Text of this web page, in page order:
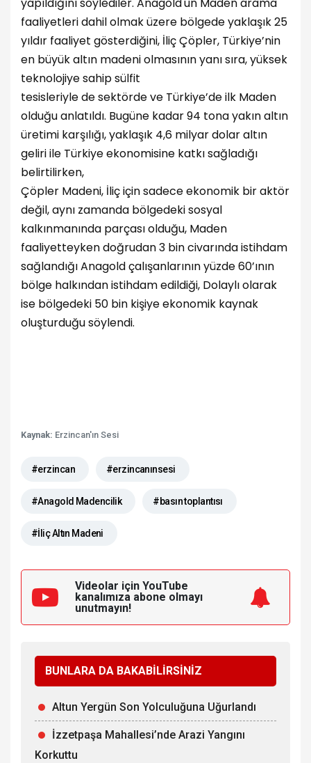
faaliyetleri dahil olmak üzere bölgede yaklaşık 25
yıldır faaliyet gösterdiğini, İliç Çöpler, Türkiye’nin
en büyük altın madeni olmasının yanı sıra, yüksek
teknolojiye sahip sülfit
tesisleriyle de sektörde ve Türkiye’de ilk Maden
olduğu anlatıldı. Bugüne kadar 94 tona yakın altın
üretimi karşılığı, yaklaşık 4,6 milyar dolar altın
geliri ile Türkiye ekonomisine katkı sağladığı
belirtilirken,
Çöpler Madeni, İliç için sadece ekonomik bir aktör
değil, aynı zamanda bölgedeki sosyal
kalkınmanında parçası olduğu, Maden
faaliyetteyken doğrudan 3 bin civarında istihdam
sağlandığı Anagold çalışanlarının yüzde 60’ının
bölge halkından istihdam edildiği, Dolaylı olarak
ise bölgedeki 50 bin kişiye ekonomik kaynak
oluşturduğu söylendi.
Kaynak: Erzincan'ın Sesi
#erzincan #erzincanınsesi
#Anagold Madencilik #basın toplantısı
#İliç Altın Madeni
Videolar için YouTube
kanalımıza abone olmayı
unutmayın!
BUNLARA DA BAKABİLİRSİNİZ
Altun Yergün Son Yolculuğuna Uğurlandı
İzzetpaşa Mahallesi’nde Arazi Yangını
Korkuttu